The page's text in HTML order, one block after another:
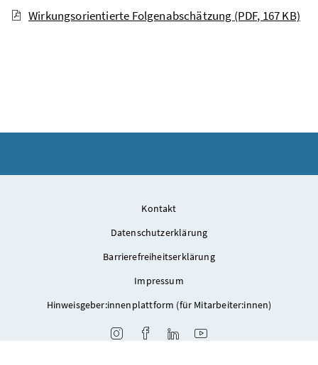
Wirkungsorientierte Folgenabschätzung (PDF, 167 KB)
Kontakt
Datenschutzerklärung
Barrierefreiheitserklärung
Impressum
Hinweisgeber:innenplattform (für Mitarbeiter:innen)
InstagramFacebookLinkedIn